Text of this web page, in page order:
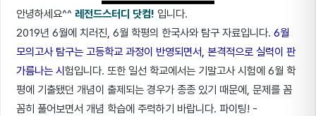
안녕하세요^^ 레전드스터디 닷컴! 입니다.
2019년 6월에 치러진, 6월 학평의 한국사와 탐구 자료입니다. 6월
모의고사 탐구는 고등학교 과정이 반영되면서, 본격적으로 실력이 판
가름나는 시험입니다. 또한 일선 학교에서는 기말고사 시험에 6월 학
평에 기출됐던 개념이 출제되는 경우가 종종 있기 때문에, 문제를 꼼
꼼히 풀어보면서 개념 학습에 주력하기 바랍니다. 파이팅! -